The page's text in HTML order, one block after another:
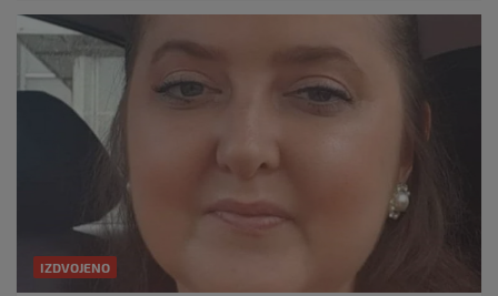
IZDVOJENO